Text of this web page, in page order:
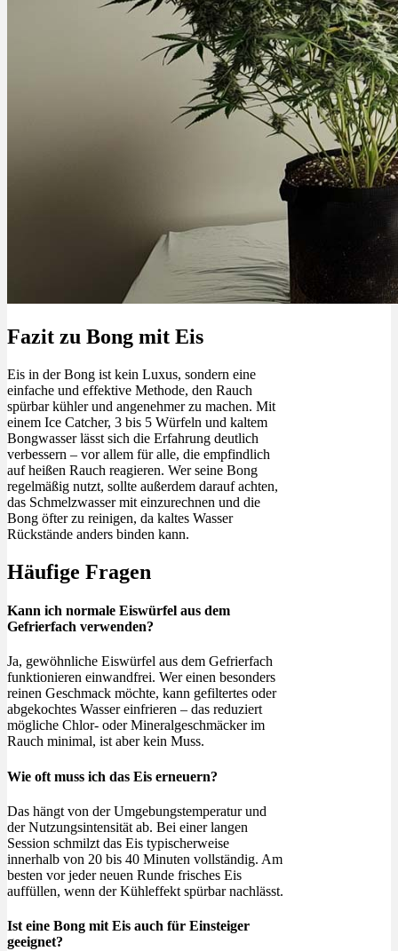
Fazit zu Bong mit Eis
Eis in der Bong ist kein Luxus, sondern eine
einfache und effektive Methode, den Rauch
spürbar kühler und angenehmer zu machen. Mit
einem Ice Catcher, 3 bis 5 Würfeln und kaltem
Bongwasser lässt sich die Erfahrung deutlich
verbessern – vor allem für alle, die empfindlich
auf heißen Rauch reagieren. Wer seine Bong
regelmäßig nutzt, sollte außerdem darauf achten,
das Schmelzwasser mit einzurechnen und die
Bong öfter zu reinigen, da kaltes Wasser
Rückstände anders binden kann.
Häufige Fragen
Kann ich normale Eiswürfel aus dem
Gefrierfach verwenden?
Ja, gewöhnliche Eiswürfel aus dem Gefrierfach
funktionieren einwandfrei. Wer einen besonders
reinen Geschmack möchte, kann gefiltertes oder
abgekochtes Wasser einfrieren – das reduziert
mögliche Chlor- oder Mineralgeschmäcker im
Rauch minimal, ist aber kein Muss.
Wie oft muss ich das Eis erneuern?
Das hängt von der Umgebungstemperatur und
der Nutzungsintensität ab. Bei einer langen
Session schmilzt das Eis typischerweise
innerhalb von 20 bis 40 Minuten vollständig. Am
besten vor jeder neuen Runde frisches Eis
auffüllen, wenn der Kühleffekt spürbar nachlässt.
Ist eine Bong mit Eis auch für Einsteiger
geeignet?